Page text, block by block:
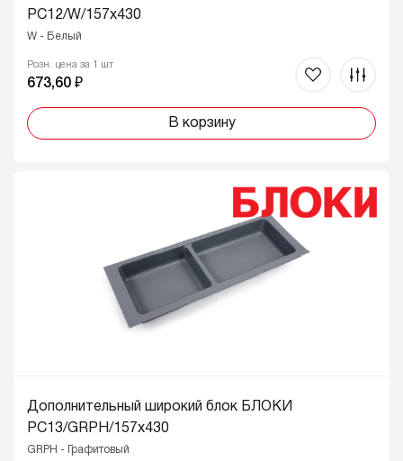
PC12/W/157x430
W - Белый
Розн. цена за 1 шт
673,60 ₽
В корзину
Дополнительный широкий блок БЛОКИ
PC13/GRPH/157x430
GRPH - Графитовый